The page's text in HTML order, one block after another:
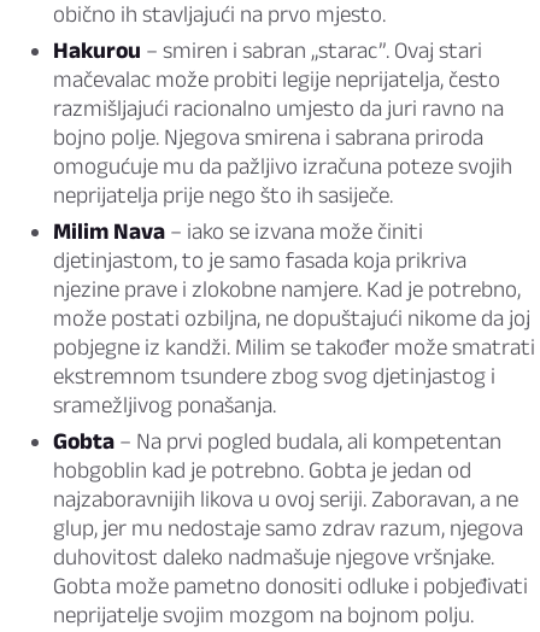
obično ih stavljajući na prvo mjesto.
Hakurou – smiren i sabran „starac”. Ovaj stari
mačevalac može probiti legije neprijatelja, često
razmišljajući racionalno umjesto da juri ravno na
bojno polje. Njegova smirena i sabrana priroda
omogućuje mu da pažljivo izračuna poteze svojih
neprijatelja prije nego što ih sasiječe.
Milim Nava – iako se izvana može činiti
djetinjastom, to je samo fasada koja prikriva
njezine prave i zlokobne namjere. Kad je potrebno,
može postati ozbiljna, ne dopuštajući nikome da joj
pobjegne iz kandži. Milim se također može smatrati
ekstremnom tsunderezbog svog djetinjastog i
sramežljivog ponašanja.
Gobta – Na prvi pogled budala, ali kompetentan
hobgoblin kad je potrebno. Gobta je jedan od
najzaboravnijih likova u ovoj seriji. Zaboravan, a ne
glup, jer mu nedostaje samo zdrav razum, njegova
duhovitost daleko nadmašuje njegove vršnjake.
Gobta može pametno donositi odluke i pobjeđivati
neprijatelje svojim mozgom na bojnom polju.